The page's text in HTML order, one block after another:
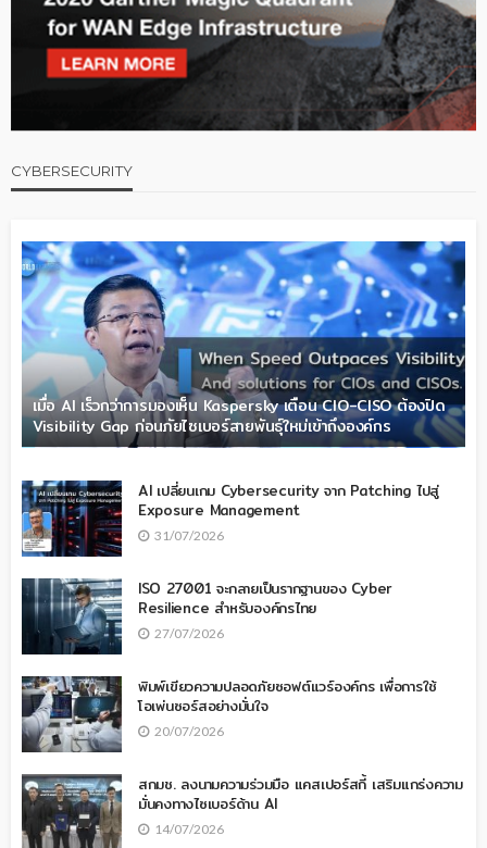
CYBERSECURITY
เมื่อ AI เร็วกว่าการมองเห็น Kaspersky เตือน CIO-CISO ต้องปิด
Visibility Gap ก่อนภัยไซเบอร์สายพันธุ์ใหม่เข้าถึงองค์กร
AI เปลี่ยนเกม Cybersecurity จาก Patching ไปสู่
Exposure Management
31/07/2026
ISO 27001 จะกลายเป็นรากฐานของ Cyber
Resilience สำหรับองค์กรไทย
27/07/2026
พิมพ์เขียวความปลอดภัยซอฟต์แวร์องค์กร เพื่อการใช้
โอเพ่นซอร์สอย่างมั่นใจ
20/07/2026
สกมช. ลงนามความร่วมมือ แคสเปอร์สกี้ เสริมแกร่งความ
มั่นคงทางไซเบอร์ด้าน AI
14/07/2026